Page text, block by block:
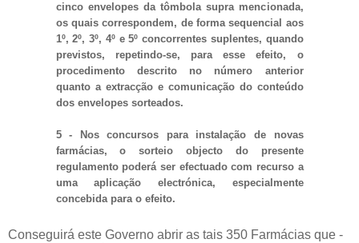
cinco envelopes da tômbola supra mencionada,
os quais correspondem, de forma sequencial aos
1º, 2º, 3º, 4º e 5º concorrentes suplentes, quando
previstos, repetindo-se, para esse efeito, o
procedimento descrito no número anterior
quanto a extracção e comunicação do conteúdo
dos envelopes sorteados.
5 - Nos concursos para instalação de novas
farmácias, o sorteio objecto do presente
regulamento poderá ser efectuado com recurso a
uma aplicação electrónica, especialmente
concebida para o efeito.
Conseguirá este Governo abrir as tais 350 Farmácias que -